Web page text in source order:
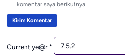
komentar saya berikutnya.
Current ye@r *